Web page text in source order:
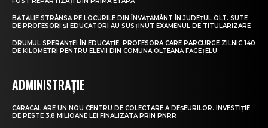
BĂTĂLIE STRÂNSĂ PE LOCURILE DIN ÎNVĂȚĂMÂNT ÎN JUDEȚUL OLT. SUTE
DE PROFESORI ȘI EDUCATORI AU SUSȚINUT EXAMENUL DE TITULARIZARE
DRUMUL SPERANȚEI ÎN EDUCAȚIE. PROFESORA CARE PARCURGE ZILNIC 140
DE KILOMETRI PENTRU ELEVII DIN COMUNA OLTEANĂ FĂGEȚELU
ADMINISTRAȚIE
CARACAL ARE UN NOU CENTRU DE COLECTARE A DEȘEURILOR. INVESTIȚIE
DE PESTE 3,8 MILIOANE LEI FINALIZATĂ PRIN PNRR